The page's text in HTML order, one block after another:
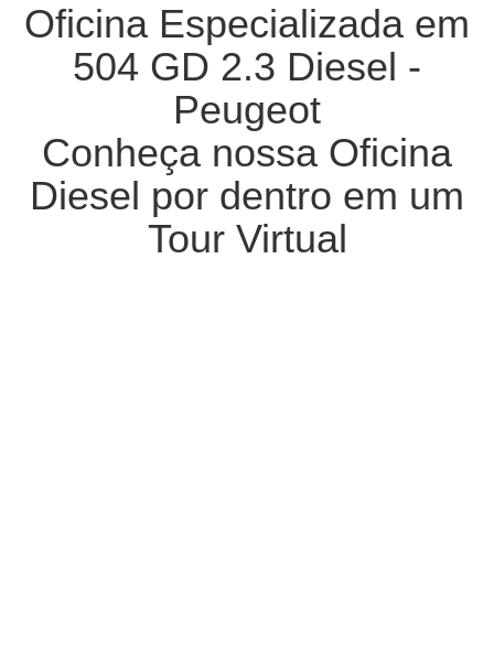
Oficina Especializada em
504 GD 2.3 Diesel -
Peugeot
Conheça nossa Oficina
Diesel por dentro em um
Tour Virtual